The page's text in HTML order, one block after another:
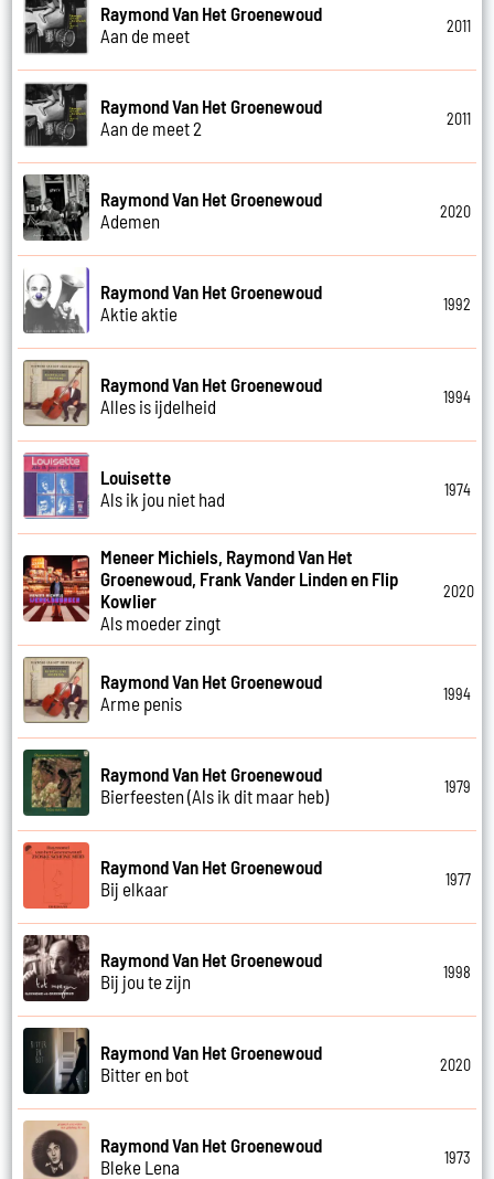
Raymond Van Het Groenewoud
Aan de meet
2011
Raymond Van Het Groenewoud
Aan de meet 2
2011
Raymond Van Het Groenewoud
Ademen
2020
Raymond Van Het Groenewoud
Aktie aktie
1992
Raymond Van Het Groenewoud
Alles is ijdelheid
1994
Louisette
Als ik jou niet had
1974
Meneer Michiels, Raymond Van Het
Groenewoud, Frank Vander Linden en Flip
Kowlier
Als moeder zingt
2020
Raymond Van Het Groenewoud
Arme penis
1994
Raymond Van Het Groenewoud
Bierfeesten (Als ik dit maar heb)
1979
Raymond Van Het Groenewoud
Bij elkaar
1977
Raymond Van Het Groenewoud
Bij jou te zijn
1998
Raymond Van Het Groenewoud
Bitter en bot
2020
Raymond Van Het Groenewoud
Bleke Lena
1973